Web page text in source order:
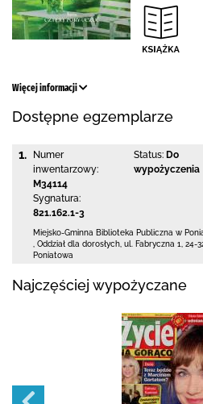
Więcej informacji
Dostępne egzemplarze
1.
Numer
inwentarzowy:
M34114
Sygnatura:
821.162.1-3
Status: Do
wypożyczenia
Miejsko-Gminna Biblioteka Publiczna w
Oddział dla dorosłych, ul. Fabryczna 1
24-
Poniatowa
Najczęściej wypożyczane